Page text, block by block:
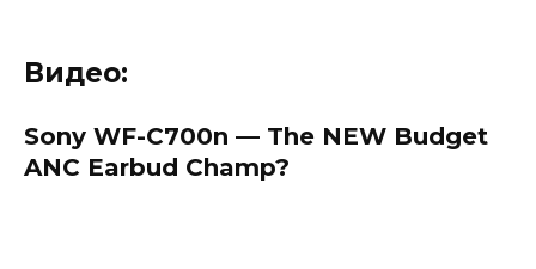
Видео:
Sony WF-C700n — The NEW Budget
ANC Earbud Champ?